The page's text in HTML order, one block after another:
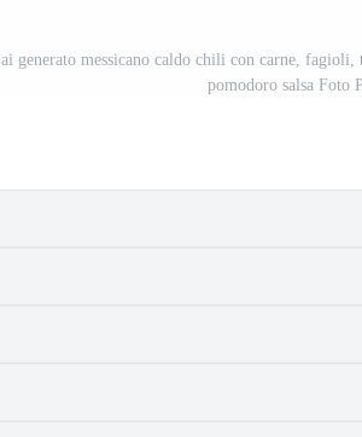
ai generato messicano caldo chili con carne, fagioli,
pomodoro salsa Foto